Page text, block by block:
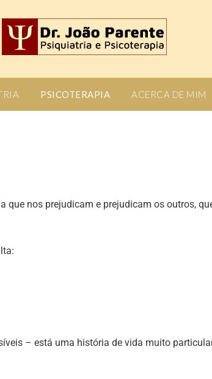
PSICOTERAPIA ACERCA DE MIM
nos prejudicam e prejudicam os outros,
– está uma história de vida muito